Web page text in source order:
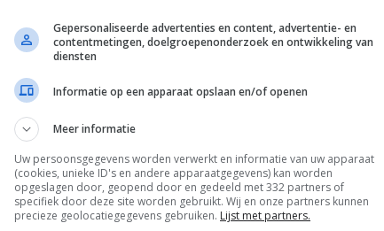
Gepersonaliseerde advertenties en content, advertentie- en
contentmetingen, doelgroepenonderzoek en ontwikkeling van
diensten
Informatie op een apparaat opslaan en/of openen
Meer informatie
Uw persoonsgegevens worden verwerkt en informatie van uw apparaat
(cookies, unieke ID's en andere apparaatgegevens) kan worden
opgeslagen door, geopend door en gedeeld met 332 partners of
specifiek door deze site worden gebruikt. Wij en onze partners kunnen
precieze geolocatiegegevens gebruiken. Lijst met partners.